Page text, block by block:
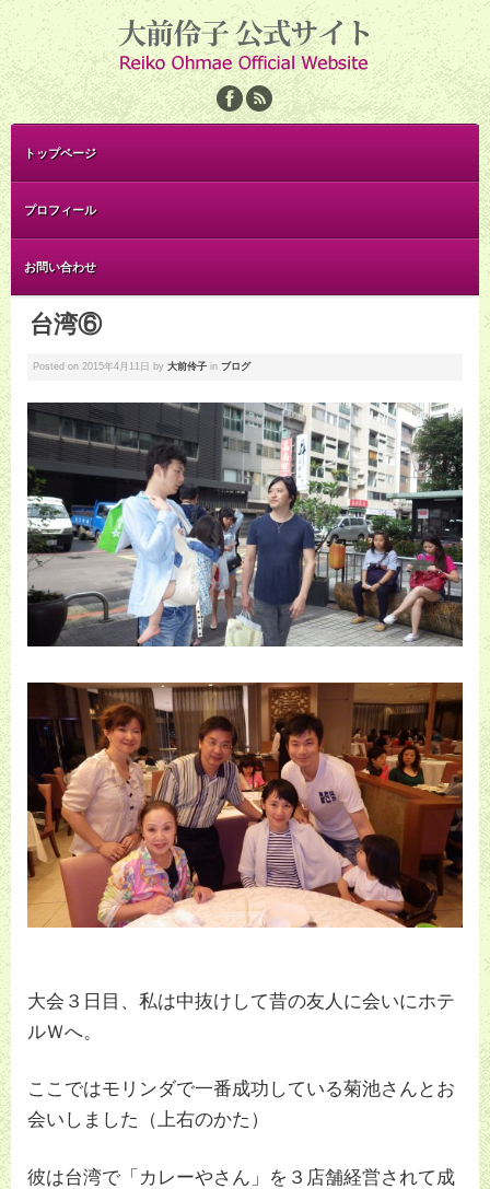
トップページ
プロフィール
お問い合わせ
台湾⑥
Posted on 2015年4月11日 by 大前伶子 in ブログ
大会３日目、私は中抜けして昔の友人に会いにホテ
ルＷへ。
ここではモリンダで一番成功している菊池さんとお
会いしました（上右のかた）
彼は台湾で「カレーやさん」を３店舗経営されて成